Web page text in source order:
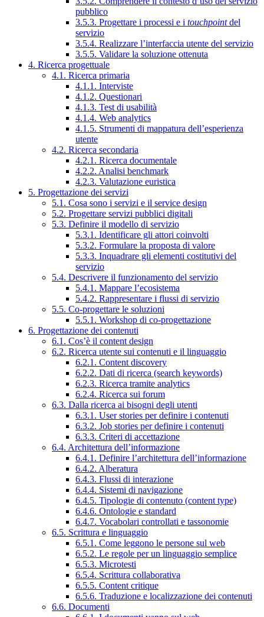
pubblico
3.5.3. Progettare i processi e i touchpointdel
servizio
3.5.4. Realizzare l’interfaccia utente del servizio
3.5.5. Validare la soluzione ottenuta
4. Ricerca progettuale
4.1. Ricerca primaria
4.1.1. Interviste
4.1.2. Questionari
4.1.3. Test di usabilità
4.1.4. Web analytics
4.1.5. Strumenti di mappatura dell’esperienza
utente
4.2. Ricerca secondaria
4.2.1. Ricerca documentale
4.2.2. Analisi benchmark
4.2.3. Valutazione euristica
5. Progettazione dei servizi
5.1. Cosa sono i servizi e il service design
5.2. Progettare servizi pubblici digitali
5.3. Definire il modello di servizio
5.3.1. Identificare gli attori coinvolti
5.3.2. Formulare la proposta di valore
5.3.3. Inquadrare gli elementi costitutivi del
servizio
5.4. Descrivere il funzionamento del servizio
5.4.1. Mappare l’ecosistema
5.4.2. Rappresentare i flussi di servizio
5.5. Co-progettare le soluzioni
5.5.1. Workshop di co-progettazione
6. Progettazione dei contenuti
6.1. Cos’è il content design
6.2. Ricerca utente sui contenuti e il linguaggio
6.2.1. Content discovery
6.2.2. Dati di ricerca (search keywords)
6.2.3. Ricerca tramite analytics
6.2.4. Ricerca sui forum
6.3. Dalla ricerca ai bisogni degli utenti
6.3.1. User stories per definire i contenuti
6.3.2. Job stories per definire i contenuti
6.3.3. Criteri di accettazione
6.4. Architettura dell’informazione
6.4.1. Definire l’architettura dell’informazione
6.4.2. Alberatura
6.4.3. Flussi di interazione
6.4.4. Sistemi di navigazione
6.4.5. Tipologie di contenuto (content type)
6.4.6. Ontologie e standard
6.4.7. Vocabolari controllati e tassonomie
6.5. Scrittura e linguaggio
6.5.1. Come leggono le persone sul web
6.5.2. Le regole per un linguaggio semplice
6.5.3. Microtesti
6.5.4. Scrittura collaborativa
6.5.5. Content critique
6.5.6. Traduzione e localizzazione dei contenuti
6.6. Documenti